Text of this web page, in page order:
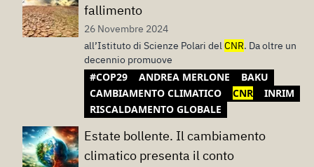
fallimento
26 Novembre 2024
all’Istituto di Scienze Polari delCNR. Da oltre un
decennio promuove
#COP29 ANDREA MERLONE
BAKU
CAMBIAMENTO CLIMATICO
CNR
INRIM
RISCALDAMENTO GLOBALE
Estate bollente. Il cambiamento
climatico presenta il conto